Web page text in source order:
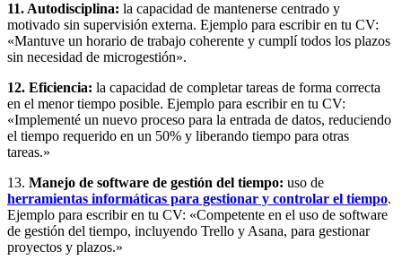
11. Autodisciplina: la capacidad de mantenerse centrado y
motivado sin supervisión externa. Ejemplo para escribir en tu CV:
«Mantuve un horario de trabajo coherente y cumplí todos los plazos
sin necesidad de microgestión».
12. Eficiencia: la capacidad de completar tareas de forma correcta
en el menor tiempo posible. Ejemplo para escribir en tu CV:
«Implementé un nuevo proceso para la entrada de datos, reduciendo
el tiempo requerido en un 50% y liberando tiempo para otras
tareas.»
13. Manejo de software de gestión del tiempo: uso de
herramientas informáticas para gestionar y controlar el tiempo.
Ejemplo para escribir en tu CV: «Competente en el uso de software
de gestión del tiempo, incluyendo Trello y Asana, para gestionar
proyectos y plazos.»